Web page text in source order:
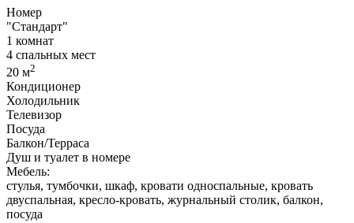
Номер
"Стандарт"
1 комнат
4 спальных мест
20 м2
Кондиционер
Холодильник
Телевизор
Посуда
Балкон/Терраса
Душ и туалет в номере
Мебель:
стулья, тумбочки, шкаф, кровати односпальные, кровать
двуспальная, кресло-кровать, журнальный столик, балкон,
посуда